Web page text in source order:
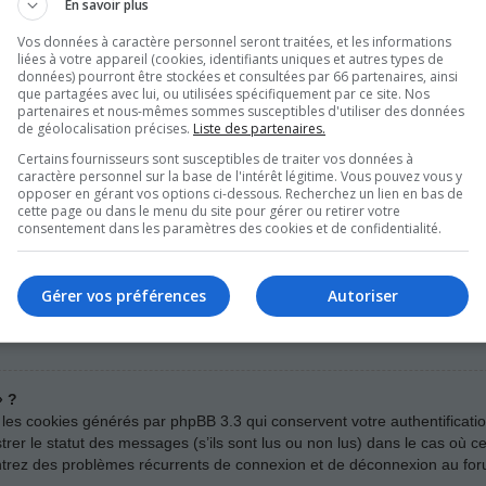
ne puisse pas être récupéré, il peut facilement être réinitialisé.
mot de passe ». Suivez les instructions et vous devriez être en
votre mot de passe, nous vous invitons à contacter un
?
de moi » lors de votre connexion au forum, vous ne resterez
utilisé par quelqu’un d’autre. Pour rester connecté, veuillez
recommandé si vous accédez au forum depuis un ordinateur
cette case à cocher, il est probable qu’un administrateur du
?
cookies générés par phpBB 3.3 qui conservent votre
le statut des messages (s’ils sont lus ou non lus) dans le cas où
des problèmes récurrents de connexion et de déconnexion au
En savoir plus
Vos données à caractère personnel seront traitées, et les informations
liées à votre appareil (cookies, identifiants uniques et autres types de
données) pourront être stockées et consultées par 66 partenaires, ainsi
que partagées avec lui, ou utilisées spécifiquement par ce site. Nos
partenaires et nous-mêmes sommes susceptibles d'utiliser des données
de géolocalisation précises. Liste des partenaires.
Certains fournisseurs sont susceptibles de traiter vos données à
caractère personnel sur la base de l'intérêt légitime. Vous pouvez vous y
opposer en gérant vos options ci-dessous. Recherchez un lien en bas de
cette page ou dans le menu du site pour gérer ou retirer votre
consentement dans les paramètres des cookies et de confidentialité.
Autoriser
Gérer vos préférences